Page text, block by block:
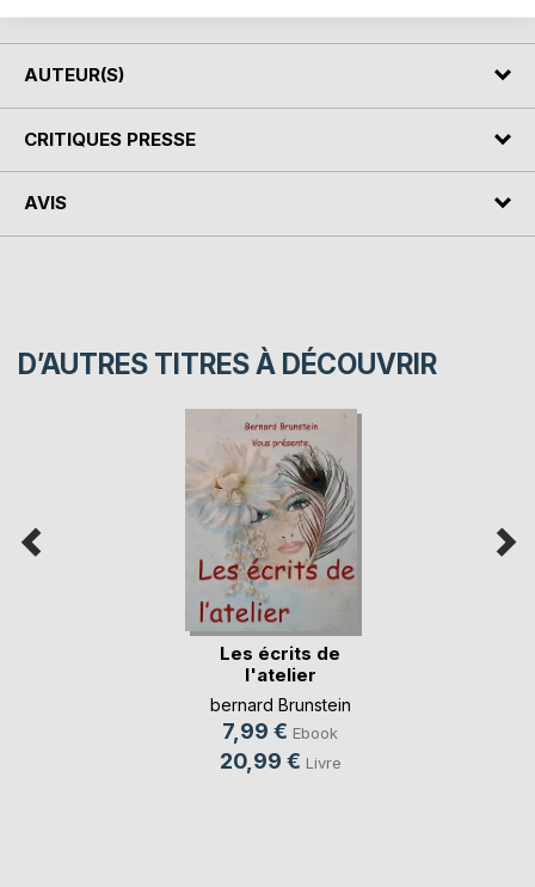
AUTEUR(S)
CRITIQUES PRESSE
AVIS
D’AUTRES TITRES À DÉCOUVRIR
Les écrits de
l'atelier
bernard Brunstein
7,99 € Ebook
20,99 € Livre